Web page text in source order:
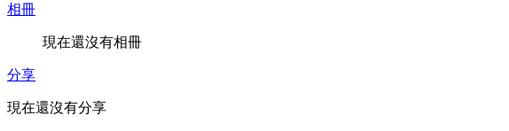
相冊
現在還沒有相冊
分享
現在還沒有分享